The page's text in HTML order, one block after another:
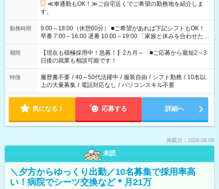
≪車通勤もOK！≫ご自宅近くでご希望の勤務地を紹介しま
す。
勤務時間
9:00～18:00（休憩60分） ■ご希望があれば下記シフトもOK！
早番 7:00～16:00 遅番 10:00～19:00 「家族と休みを合わせた
い」 「余裕を持って夕飯の準備がしたい」 「できれば残業はし
たくない」 など、ご希望を教えてくださいね。 ※Wワーク希望
の方へ 今ご覧のお仕事で希望する勤務時間と、もう1つのお仕事
の勤務時間。 合計で週40時間を超える場合は応募できません。
期間
【現在も積極採用中！急募！】2カ月～ ■ご応募から最短2～3
日後の就業も相談可能です！
特徴 履歴書不要 / 40～50代活躍中 / 服装自由 / シフト勤務 / 10名以
上の大量募集 / 電話対応なし / パソコンスキル不要
気になる！ 応募する 詳細へ
掲載日：2026.08.09
未読
＼夕方からゆっくり出勤／10名募集で採用率高
い！病院でシーツ交換など＊月21万